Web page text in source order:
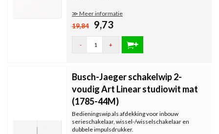
≫ Meer informatie
19,84 9,73
- +
Busch-Jaeger schakelwip 2-
voudig Art Linear studiowit mat
(1785-44M)
Bedieningswip als afdekking voor inbouw
serieschakelaar, wissel-/wisselschakelaar en
dubbele impulsdrukker.